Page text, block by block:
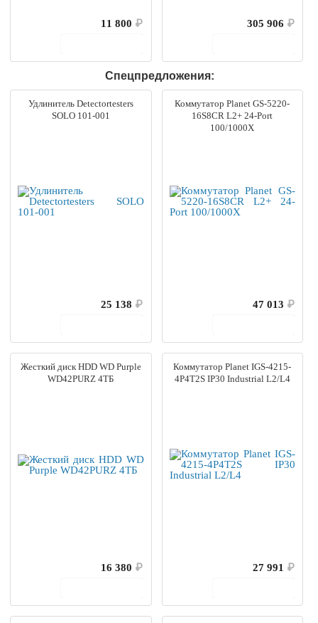
11 800 ₽
305 906 ₽
Спецпредложения:
Удлинитель Detectortesters
SOLO 101-001
25 138 ₽
Коммутатор Planet GS-5220-
16S8CR L2+ 24-Port
100/1000X
47 013 ₽
Жесткий диск HDD WD Purple
WD42PURZ 4ТБ
16 380 ₽
Коммутатор Planet IGS-4215-
4P4T2S IP30 Industrial L2/L4
27 991 ₽